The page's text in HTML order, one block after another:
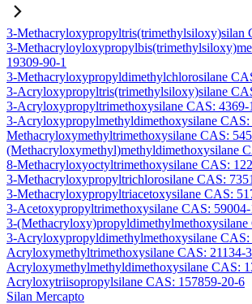
3-Methacryloxypropyltris(trimethylsiloxy)silan
3-
19309-90-1
3-Methacryloxypropyldimethylchlorosilane
3-Acryloxypropyltris(trimethylsiloxy)silane
3-Acryloxypropyltrimethoxysilane CAS: 4369-
3-Acryloxypropylmethyldimethoxysilane CAS:
Methacryloxymethyltrimethoxysilane CAS:
(Methacryloxymethyl)methyldimethoxysilane
8-Methacryloxyoctyltrimethoxysilane CAS:
3-Methacryloxypropyltrichlorosilane CAS:
3-Methacryloxypropyltriacetoxysilane CAS:
3-Acetoxypropyltrimethoxysilane CAS: 59004-
3-
3-Acryloxypropyldimethylmethoxysilane CAS:
Acryloxymethyltrimethoxysilane CAS: 21134-
Acryloxymethylmethyldimethoxysilane CAS:
Acryloxytriisopropylsilane CAS: 157859-20-6
Silan Mercapto